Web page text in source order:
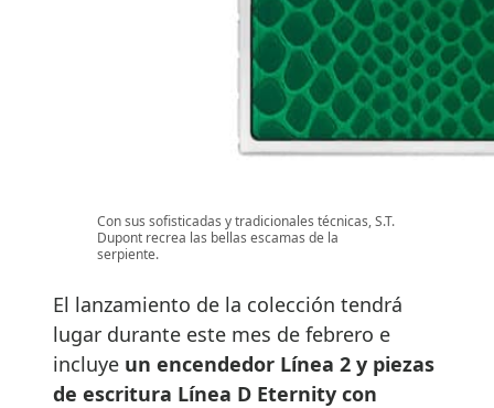
Con sus sofisticadas y tradicionales técnicas, S.T.
Dupont recrea las bellas escamas de la
serpiente.
El lanzamiento de la colección tendrá
lugar durante este mes de febrero e
incluye un encendedor Línea 2 y piezas
de escritura Línea D Eternity con